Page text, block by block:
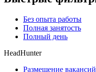
Без опыта работы
Полная занятость
Полный день
HeadHunter
Размещение вакансий